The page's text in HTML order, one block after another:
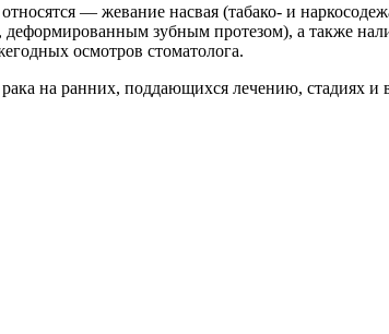
— жевание насвая (табако- и
зубным протезом), а также
осмотров стоматолога.
на ранних, поддающихся лечению, стадиях